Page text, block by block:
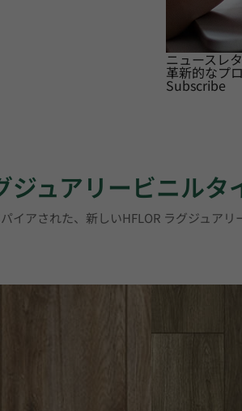
ニュースレ
革新的なプ
Subscribe
ジュアリービニル
イアされた、新しいHFLOR ラグジュア